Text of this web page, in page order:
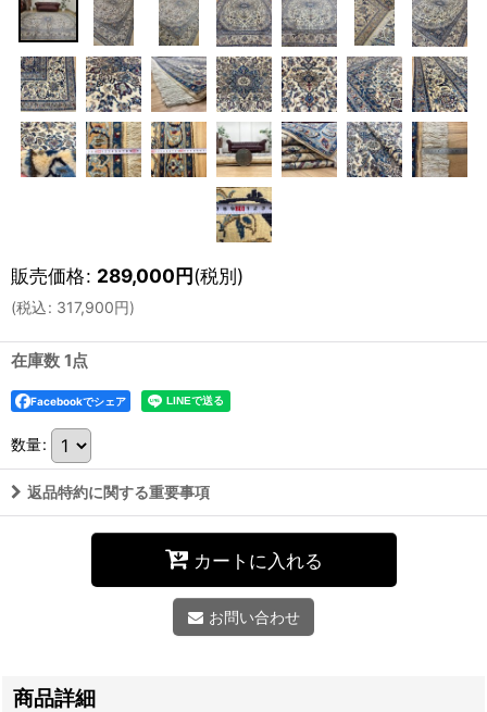
販売価格: 289,000円(税別)
(税込: 317,900円)
在庫数 1点
Facebookでシェア
数量:
返品特約に関する重要事項
カートに入れる
お問い合わせ
商品詳細